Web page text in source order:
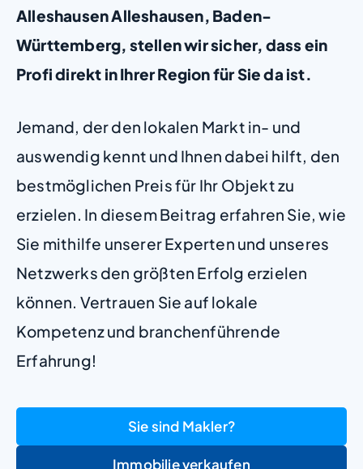
Alleshausen Alleshausen, Baden-
Württemberg, stellen wir sicher, dass ein
Profi direkt in Ihrer Region für Sie da ist.
Jemand, der den lokalen Markt in- und
auswendig kennt und Ihnen dabei hilft, den
bestmöglichen Preis für Ihr Objekt zu
erzielen. In diesem Beitrag erfahren Sie, wie
Sie mithilfe unserer Experten und unseres
Netzwerks den größten Erfolg erzielen
können. Vertrauen Sie auf lokale
Kompetenz und branchenführende
Erfahrung!
Sie sind Makler?
Immobilie verkaufen